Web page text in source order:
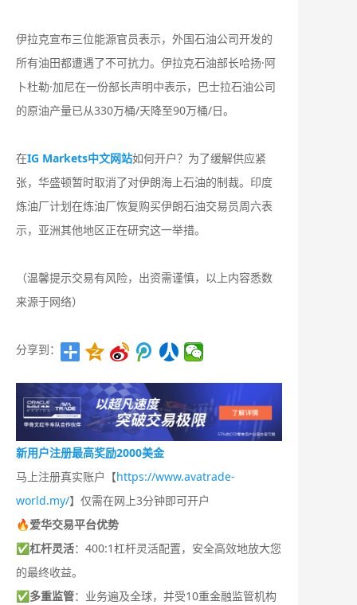
伊拉克宣布‌三位能源官员表示，外国石油公司开发的
所有油田都遭遇了不可抗力。伊拉克石油部长哈扬·阿
卜杜勒·加尼在一份部长声明中表示，巴士拉石油公司
的原油产量已从330万桶/天降至90万桶/日。
在IG Markets中文网站如何开户？为了缓解供应紧
张，华盛顿暂时取消了对伊朗海上石油的制裁。印度
炼油厂​计划在炼油厂恢复购买伊朗石油‌交易员周六表
示，亚洲其他地区正在研究这一举措。​
（温馨提示交易有风险，出资需谨慎，以上内容悉数
来源于网络）
分享到：
新用户注册最高奖励2000美金
马上注册真实账户【https://www.avatrade-
world.my/】仅需在网上3分钟即可开户
🔥爱华交易平台优势
✅杠杆灵活：400:1杠杆灵活配置，安全高效地放大您
的最终收益。
✅多重监管：业务遍及全球，并受10重金融监管机构